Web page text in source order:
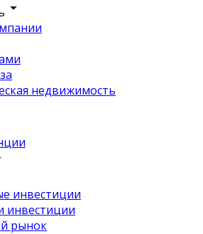
недвижимость
инвестиции
инвестиции
рынок